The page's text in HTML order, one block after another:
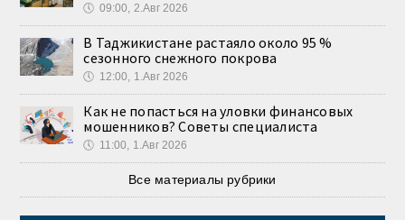
🕔 09:00, 2.Авг 2026
В Таджикистане растаяло около 95 %
сезонного снежного покрова
🕔 12:00, 1.Авг 2026
Как не попасться на уловки финансовых
мошенников? Советы специалиста
🕔 11:00, 1.Авг 2026
Все материалы рубрики